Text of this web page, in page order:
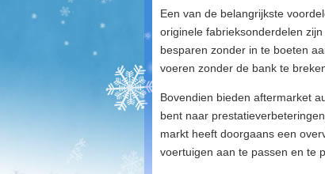
Een van de belangrijkste
originele fabrieksonderdelen
besparen zonder in te boeten
voeren zonder de bank te
Bovendien bieden aftermarket
bent naar
markt heeft doorgaans een
voertuigen aan te passen en te